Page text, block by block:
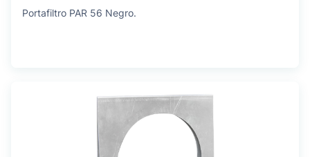
Portafiltro PAR 56 Negro.